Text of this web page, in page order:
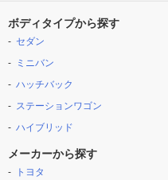
ボディタイプから探す
セダン
ミニバン
ハッチバック
ステーションワゴン
ハイブリッド
メーカーから探す
トヨタ